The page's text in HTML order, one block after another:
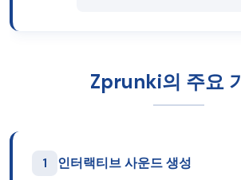
Zprunki의 주요
1 인터랙티브 사운드 생성